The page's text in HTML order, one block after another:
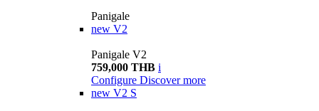
Panigale
new V2
Panigale V2
759,000 THB i
Configure Discover more
new V2 S